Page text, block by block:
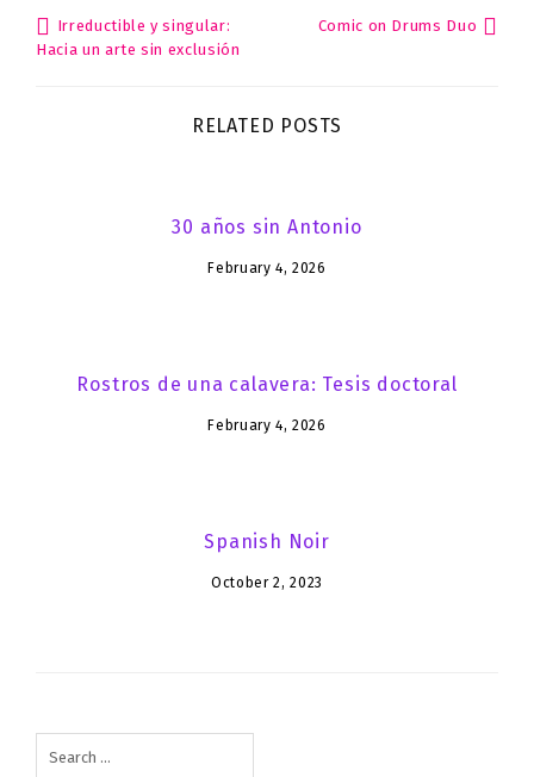
Post
Irreductible y singular:
Hacia un arte sin exclusión
Comic on Drums Duo
RELATED POSTS
30 años sin Antonio
February 4, 2026
Rostros de una calavera: Tesis doctoral
February 4, 2026
Spanish Noir
October 2, 2023
for: